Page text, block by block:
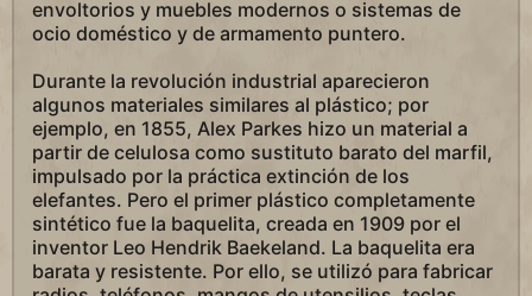
envoltorios y muebles modernos o sistemas de
ocio doméstico y de armamento puntero.
Durante la revolución industrial aparecieron
algunos materiales similares al plástico; por
ejemplo, en 1855, Alex Parkes hizo un material a
partir de celulosa como sustituto barato del marfil,
impulsado por la práctica extinción de los
elefantes. Pero el primer plástico completamente
sintético fue la baquelita, creada en 1909 por el
inventor Leo Hendrik Baekeland. La baquelita era
barata y resistente. Por ello, se utilizó para fabricar